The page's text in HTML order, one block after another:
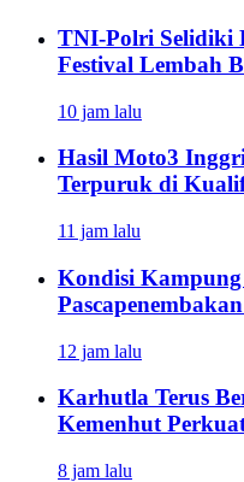
TNI-Polri Selidiki
Festival Lembah
10 jam lalu
Hasil Moto3
Terpuruk di
11 jam lalu
Kondisi Kampung
12 jam lalu
Karhutla Terus
Kemenhut
8 jam lalu